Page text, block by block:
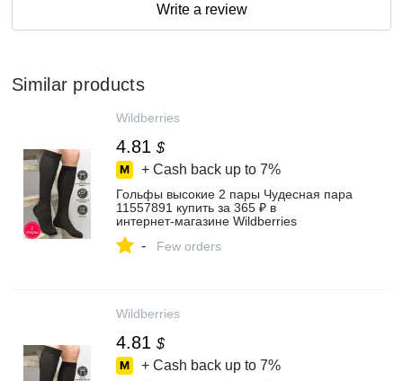
Write a review
Similar products
Wildberries
4.81 $
+ Cash back up to 7%
Гольфы высокие 2 пары Чудесная пара
11557891 купить за 365 ₽ в
интернет‑магазине Wildberries
- Few orders
Wildberries
4.81 $
+ Cash back up to 7%